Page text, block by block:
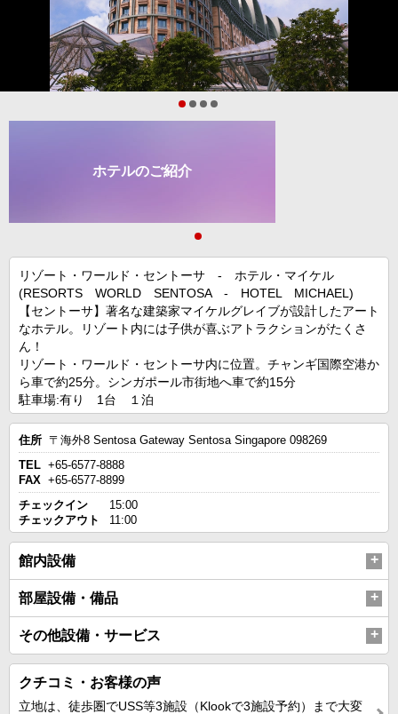
ホテルのご紹介
リゾート・ワールド・セントーサ - ホテル・マイケル
(RESORTS WORLD SENTOSA - HOTEL MICHAEL)
【セントーサ】著名な建築家マイケルグレイブが設計したアート
なホテル。リゾート内には子供が喜ぶアトラクションがたくさ
ん！
リゾート・ワールド・セントーサ内に位置。チャンギ国際空港か
ら車で約25分。シンガポール市街地へ車で約15分
駐車場:有り 1台 １泊
住所 〒海外8 Sentosa Gateway Sentosa Singapore 098269
TEL
FAX
+65-6577-8888
+65-6577-8899
チェックイン
15:00
チェックアウト
11:00
館内設備
部屋設備・備品
その他設備・サービス
クチコミ・お客様の声
立地は、徒歩圏でUSS等3施設（Klookで3施設予約）まで大変